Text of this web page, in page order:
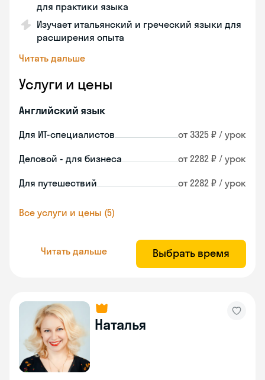
для практики языка
Изучает итальянский и греческий языки для
расширения опыта
Читать дальше
Услуги и цены
Английский язык
Для ИТ-специалистов от 3325 ₽ / урок
Деловой - для бизнеса от 2282 ₽ / урок
Для путешествий от 2282 ₽ / урок
Все услуги и цены (5)
Читать дальше Выбрать время
Наталья